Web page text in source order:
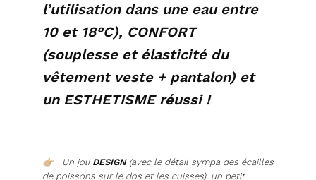
l’utilisation dans une eau entre
10 et 18°C), CONFORT
(souplesse et élasticité du
vêtement veste + pantalon) et
un ESTHETISME réussi !
👉🏼 Un joli DESIGN(avec le détail sympa des écailles
de poissons sur le dos et les cuisses), un petit